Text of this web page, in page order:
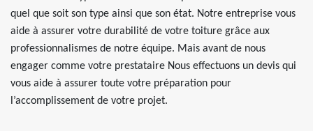
quel que soit son type ainsi que son état. Notre entreprise vous
aide à assurer votre durabilité de votre toiture grâce aux
professionnalismes de notre équipe. Mais avant de nous
engager comme votre prestataire Nous effectuons un devis qui
vous aide à assurer toute votre préparation pour
l’accomplissement de votre projet.